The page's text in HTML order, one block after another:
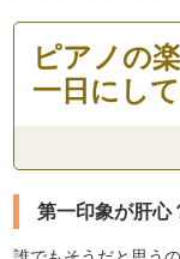
ピアノの
一日にし
第一印象が肝心